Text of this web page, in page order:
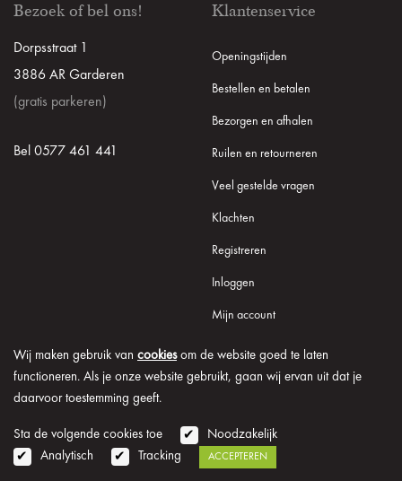
Wij maken gebruik van cookiesom de website goed te laten
functioneren. Als je onze website gebruikt, gaan wij ervan uit dat je
daarvoor toestemming geeft.
Sta de volgende cookies toe
Noodzakelijk
Analytisch
Tracking ACCEPTEREN
Bezoek of bel ons!
Dorpsstraat 1
3886 AR Garderen
(gratis parkeren)
Bel 0577 461 441
Klantenservice
Openingstijden
Bestellen en betalen
Bezorgen en afhalen
Ruilen en retourneren
Veel gestelde vragen
Klachten
Registreren
Inloggen
Mijn account
© 2026 Onder de Lindeboom